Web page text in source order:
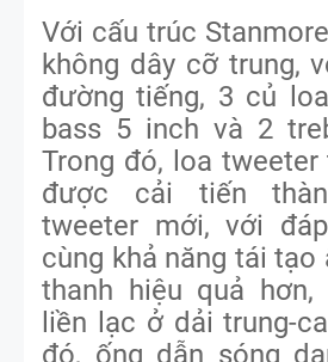
Với cấu trúc
không dây cỡ trung,
đường tiếng, 3 củ
bass 5 inch và 2
Trong đó, loa
được cải tiến
tweeter mới, với
cùng khả năng tái tạo
thanh hiệu quả
liền lạc ở dải trung-
đó, ống dẫn sóng